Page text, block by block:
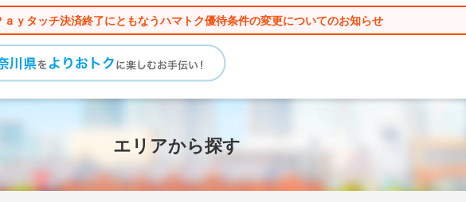
ａｙタッチ決済終了にともなうハマトク優待条件の変更についてのお知らせ
エリアから探す